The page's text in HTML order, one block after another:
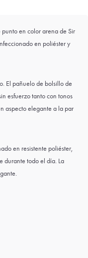
en color arena de Sir
en poliéster y
El pañuelo de bolsillo de
esfuerzo tanto con tonos
aspecto elegante a la par
en resistente poliéster,
durante todo el día. La